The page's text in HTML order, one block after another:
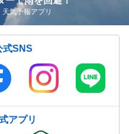
気予報アプリ
SNS
アプリ